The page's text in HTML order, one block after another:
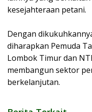
kesejahteraan petani.
Dengan
diharapkan Pemuda
Lombok Timur dan
membangun sektor
berkelanjutan.